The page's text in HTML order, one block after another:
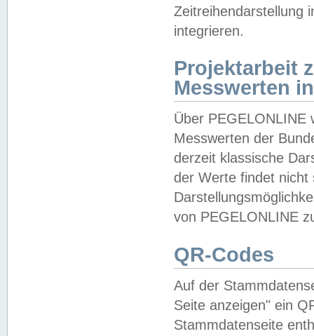
Zeitreihendarstellung
integrieren.
Projektarbeit
Messwerten
Über PEGELONLINE
Messwerten der
derzeit klassische
der Werte findet
von PEGELONLINE
QR-Codes
Auf der
Seite anzeigen" ein
Stammdatenseite